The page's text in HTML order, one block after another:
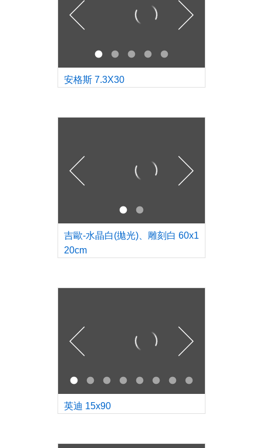
安格斯 7.3X30
吉歐-水晶白(拋光)、雕刻白 60x1
20cm
英迪 15x90